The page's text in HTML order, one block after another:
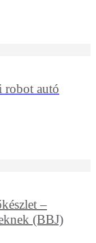
robot autó
–
(BBJ)